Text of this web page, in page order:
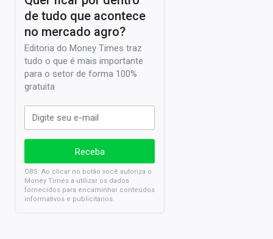
de tudo que acontece
no mercado agro?
Editoria do Money Times traz
tudo o que é mais importante
para o setor de forma 100%
gratuita
OBS: Ao clicar no botão você autoriza o
Money Times a utilizar os dados
fornecidos para encaminhar conteúdos
informativos e publicitários.